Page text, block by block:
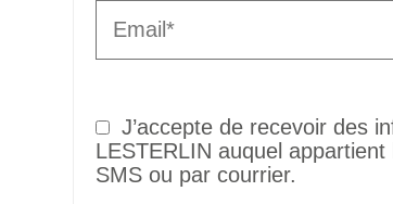
J’accepte de recevoir des
LESTERLIN auquel
SMS ou par courrier.